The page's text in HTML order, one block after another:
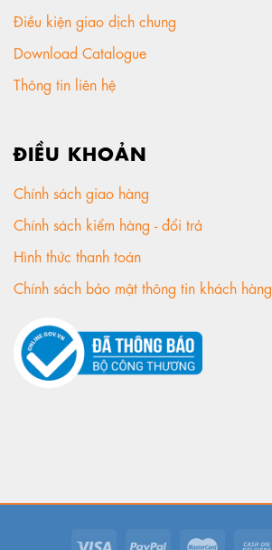
Điều kiện giao dịch chung
Download Catalogue
Thông tin liên hệ
ĐIỀU KHOẢN
Chính sách giao hàng
Chính sách kiểm hàng - đổi trả
Hình thức thanh toán
Chính sách bảo mật thông tin khách hàng